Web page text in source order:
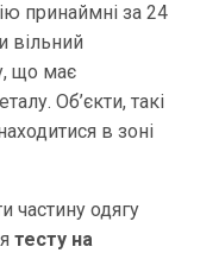
принаймні за 24
вільний
що має
Об’єкти, такі
в зоні
частину одягу
тесту на